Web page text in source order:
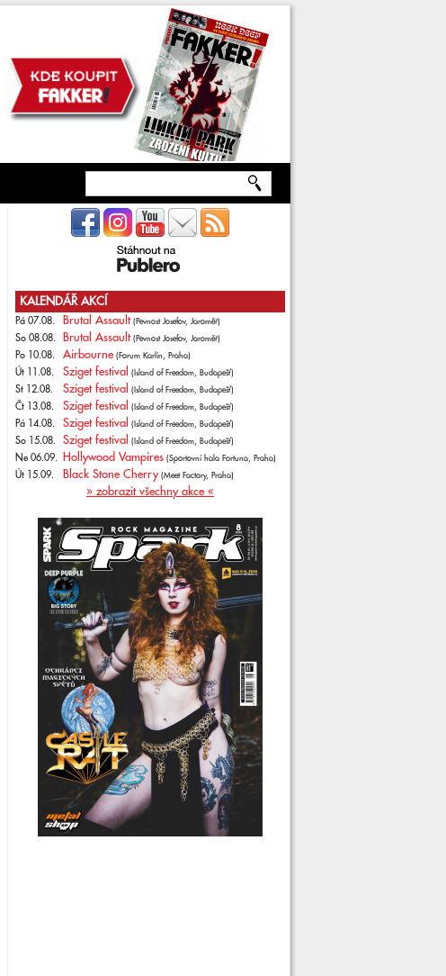
KALENDÁŘ AKCÍ
Pá 07.08. Brutal Assault (Pevnost Josefov, Jaroměř)
So 08.08. Brutal Assault (Pevnost Josefov, Jaroměř)
Po 10.08. Airbourne (Forum Karlín, Praha)
Út 11.08. Sziget festival (Island of Freedom, Budapešť)
St 12.08. Sziget festival (Island of Freedom, Budapešť)
Čt 13.08. Sziget festival (Island of Freedom, Budapešť)
Pá 14.08. Sziget festival (Island of Freedom, Budapešť)
So 15.08. Sziget festival (Island of Freedom, Budapešť)
Ne 06.09. Hollywood Vampires (Sportovní hala Fortuna, Praha)
Út 15.09. Black Stone Cherry (Meet Factory, Praha)
» zobrazit všechny akce «